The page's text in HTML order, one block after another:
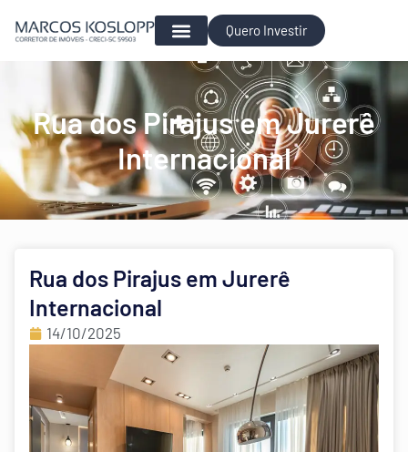
Quero Investir
Rua dos Pirajus em Jurerê
Internacional
Rua dos Pirajus em Jurerê
Internacional
14/10/2025